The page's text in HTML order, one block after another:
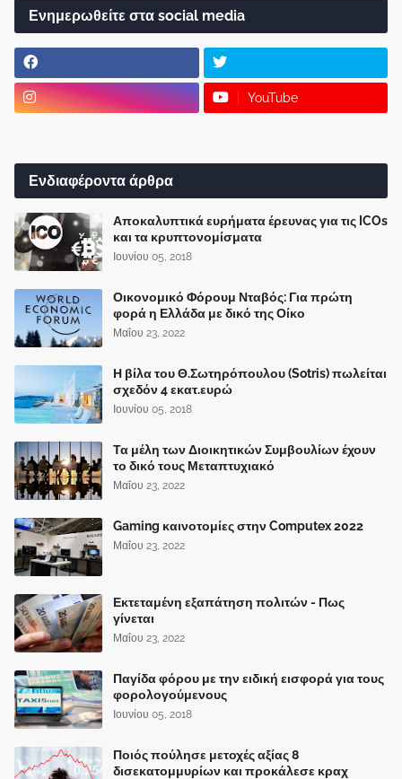
Ενημερωθείτε στα social media
YouTube
Ενδιαφέροντα άρθρα
Αποκαλυπτικά ευρήματα έρευνας για τις ICOs
και τα κρυπτονομίσματα
Ιουνίου 05, 2018
Οικονομικό Φόρουμ Νταβός: Για πρώτη
φορά η Ελλάδα με δικό της Οίκο
Μαΐου 23, 2022
Η βίλα του Θ.Σωτηρόπουλου (Sotris) πωλείται
σχεδόν 4 εκατ.ευρώ
Ιουνίου 05, 2018
Τα μέλη των Διοικητικών Συμβουλίων έχουν
το δικό τους Μεταπτυχιακό
Μαΐου 23, 2022
Gaming καινοτομίες στην Computex 2022
Μαΐου 23, 2022
Εκτεταμένη εξαπάτηση πολιτών - Πως
γίνεται
Μαΐου 23, 2022
Παγίδα φόρου με την ειδική εισφορά για τους
φορολογούμενους
Ιουνίου 05, 2018
Ποιός πούλησε μετοχές αξίας 8
δισεκατομμυρίων και προκάλεσε κραχ